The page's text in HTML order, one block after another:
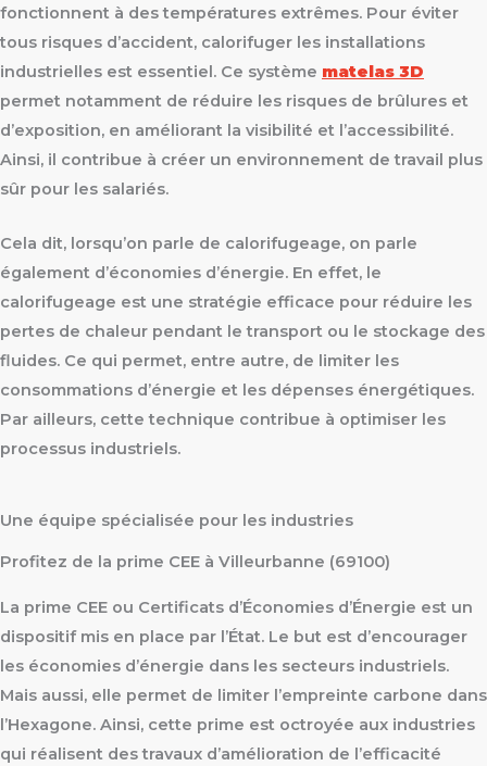
fonctionnent à des températures extrêmes. Pour éviter
tous risques d’accident, calorifuger les installations
industrielles est essentiel. Ce système matelas 3D
permet notamment de réduire les risques de brûlures et
d’exposition, en améliorant la visibilité et l’accessibilité.
Ainsi, il contribue à créer un environnement de travail plus
sûr pour les salariés.
Cela dit, lorsqu’on parle de calorifugeage, on parle
également d’économies d’énergie. En effet, le
calorifugeage est une stratégie efficace pour réduire les
pertes de chaleur pendant le transport ou le stockage des
fluides. Ce qui permet, entre autre, de limiter les
consommations d’énergie et les dépenses énergétiques.
Par ailleurs, cette technique contribue à optimiser les
processus industriels.
Une équipe spécialisée pour les industries
Profitez de la prime CEE à Villeurbanne (69100)
La prime CEE ou Certificats d’Économies d’Énergie est un
dispositif mis en place par l’État. Le but est d’encourager
les économies d’énergie dans les secteurs industriels.
Mais aussi, elle permet de limiter l’empreinte carbone dans
l’Hexagone. Ainsi, cette prime est octroyée aux industries
qui réalisent des travaux d’amélioration de l’efficacité